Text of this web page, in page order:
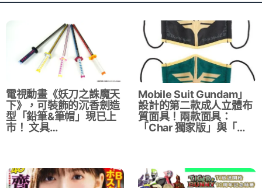
電視動畫《妖刀之誅魔天
下》，可裝飾的沉香劍造
型「鉛筆&筆帽」現已上
市！ 文具…
Mobile Suit Gundam」
設計的第二款成人立體布
質面具！兩款面具：
「Char 獨家版」與「…